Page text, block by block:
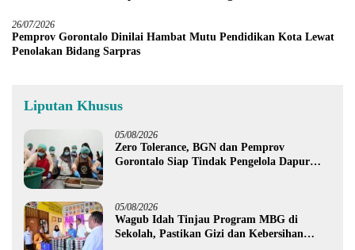
26/07/2026
Pemprov Gorontalo Dinilai Hambat Mutu Pendidikan Kota Lewat
Penolakan Bidang Sarpras
Liputan Khusus
05/08/2026
Zero Tolerance, BGN dan Pemprov
Gorontalo Siap Tindak Pengelola Dapur
05/08/2026
Wagub Idah Tinjau Program MBG di
Sekolah, Pastikan Gizi dan Kebersihan